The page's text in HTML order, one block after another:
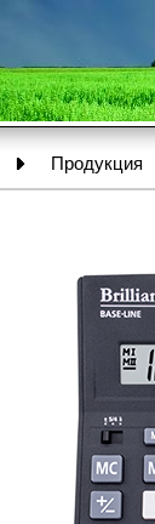
Продукция